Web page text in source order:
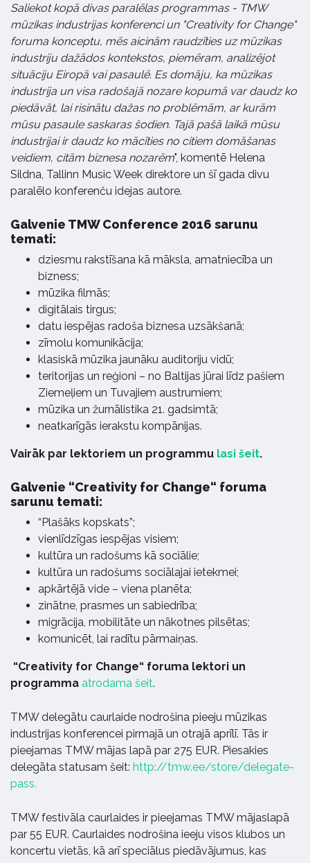
Saliekot kopā divas paralēlas programmas - TMW
mūzikas industrijas konferenci un "Creativity for Change"
foruma konceptu, mēs aicinām raudzīties uz mūzikas
industriju dažādos kontekstos, piemēram, analizējot
situāciju Eiropā vai pasaulē. Es domāju, ka mūzikas
industrija un visa radošajā nozare kopumā var daudz ko
piedāvāt, lai risinātu dažas no problēmām, ar kurām
mūsu pasaule saskaras šodien. Tajā pašā laikā mūsu
industrijai ir daudz ko mācīties no citiem domāšanas
veidiem, citām biznesa nozarēm", komentē Helena
Sildna, Tallinn Music Week direktore un šī gada divu
paralēlo konferenču idejas autore.
Galvenie TMW Conference 2016 sarunu
temati:
dziesmu rakstīšana kā māksla, amatniecība un
bizness;
mūzika filmās;
digitālais tirgus;
datu iespējas radoša biznesa uzsākšanā;
zīmolu komunikācija;
klasiskā mūzika jaunāku auditoriju vidū;
teritorijas un reģioni – no Baltijas jūrai līdz pašiem
Ziemeļiem un Tuvajiem austrumiem;
mūzika un žurnālistika 21. gadsimtā;
neatkarīgās ierakstu kompānijas.
Vairāk par lektoriem un programmu lasi šeit.
Galvenie “Creativity for Change“ foruma
sarunu temati:
“Plašāks kopskats”;
vienlīdzīgas iespējas visiem;
kultūra un radošums kā sociālie;
kultūra un radošums sociālajai ietekmei;
apkārtējā vide – viena planēta;
zinātne, prasmes un sabiedrība;
migrācija, mobilitāte un nākotnes pilsētas;
komunicēt, lai radītu pārmaiņas.
“Creativity for Change“ foruma lektori un
programma atrodama šeit.
TMW delegātu caurlaide nodrošina pieeju mūzikas
industrijas konferencei pirmajā un otrajā aprīlī. Tās ir
pieejamas TMW mājas lapā par 275 EUR. Piesakies
delegāta statusam šeit: http://tmw.ee/store/delegate-
pass.
TMW festivāla caurlaides ir pieejamas TMW mājaslapā
par 55 EUR. Caurlaides nodrošina ieeju visos klubos un
koncertu vietās, kā arī speciālus piedāvājumus, kas